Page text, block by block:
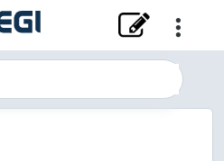
de Estadística y
INEGI